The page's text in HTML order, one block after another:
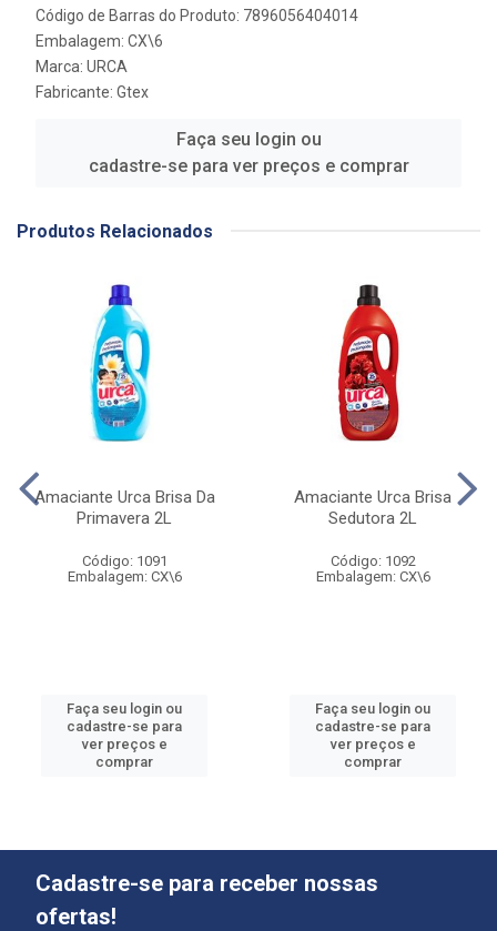
Código de Barras do Produto: 7896056404014
Embalagem: CX\6
Marca: URCA
Fabricante: Gtex
Faça seu login ou
cadastre-se para ver preços e comprar
Produtos Relacionados
Amaciante Urca Brisa Da
Primavera 2L
Código: 1091
Embalagem: CX\6
Faça seu login ou
cadastre-se para
ver preços e
comprar
Amaciante Urca Brisa
Sedutora 2L
Código: 1092
Embalagem: CX\6
Faça seu login ou
cadastre-se para
ver preços e
comprar
Cadastre-se para receber nossas
ofertas!